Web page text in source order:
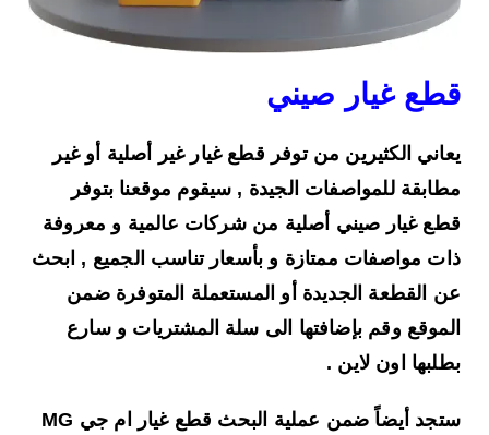
قطع غيار صيني
يعاني الكثيرين من توفر قطع غيار غير أصلية أو غير
مطابقة للمواصفات الجيدة , سيقوم موقعنا بتوفر
قطع غيار صيني أصلية من شركات عالمية و معروفة
ذات مواصفات ممتازة و بأسعار تناسب الجميع , ابحث
عن القطعة الجديدة أو المستعملة المتوفرة ضمن
الموقع وقم بإضافتها الى سلة المشتريات و سارع
بطلبها اون لاين .
ستجد أيضاً ضمن عملية البحث قطع غيار ام جي MG